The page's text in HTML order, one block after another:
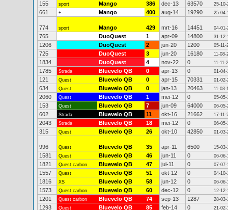
155 sport Mango 386 dec-13 63570 25-10-
661 + Mango 400 aug-14 19290 25-04-
774 sport Mango 429 mrt-16 14451 04-01-
765 DuoQuest 1 apr-09 14800 31-12-
1206 DuoQuest 2 jun-20 1200 05-11-
725 DuoQuest 3 jun-20 16180 11-08-
1834 DuoQuest 4 nov-22 0 11-11-
1785 Strada Bluevelo QB 0 apr-13 0 01-04-
121 Quest Bluevelo QB 0 apr-15 70331 01-02-
634 Quest Bluevelo QB 0 jan-13 20463 11-03-
2060 Quest Bluevelo QB 1 mei-12 0 05-05-
153 Quest Bluevelo QB 7 jun-09 64000 06-05-
602 Strada Bluevelo QB 11 okt-16 21662 17-11-
2043 Strada Bluevelo QB 18 mei-12 0 06-05-
315 Quest Bluevelo QB 26 okt-10 42850 01-03-
996 Quest Bluevelo QB 35 apr-11 6500 15-03-
1581 Quest Bluevelo QB 46 jun-11 0 06-06-
1821 Quest carbon Bluevelo QB 47 jul-11 0 07-07-
1557 Quest Bluevelo QB 51 okt-12 0 04-10-
1816 XS Bluevelo QB 58 jun-12 0 06-06-
1573 Quest carbon Bluevelo QB 60 dec-12 0 12-12-
1201 Quest carbon Bluevelo QB 74 sep-13 1287 28-03-
1293 Quest Bluevelo QB 85 feb-14 0 21-02-